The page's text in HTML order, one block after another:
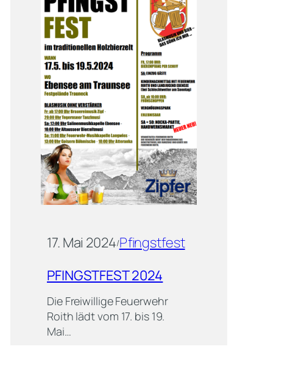
17. Mai 2024/Pfingstfest
PFINGSTFEST 2024
Die Freiwillige Feuerwehr
Roith lädt vom 17. bis 19.
Mai…